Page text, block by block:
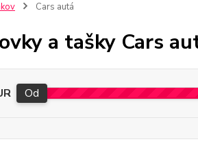
Cars autá
a tašky Cars
Od